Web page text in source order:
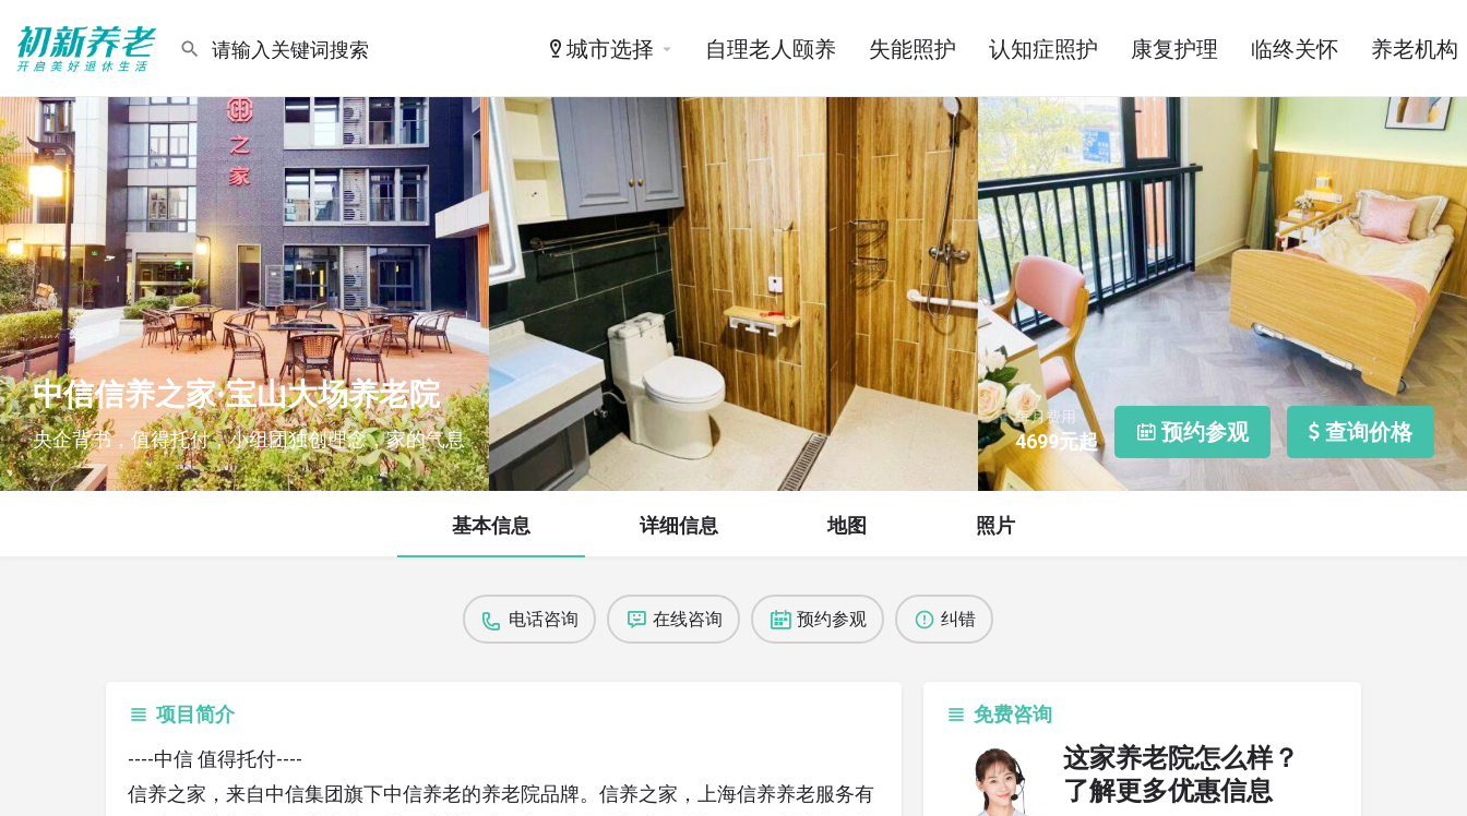
城市选择 自理老人颐养 失能照护 认知症照护 康复护理 临终关怀 养老机构
中信信养之家·宝山大场养老院
央企背书，值得托付，小组团独创理念，家的气息
每月费用
4699元起 预约参观 查询价格
基本信息 详细信息 地图 照片
电话咨询 在线咨询 预约参观 纠错
项目简介
----中信 值得托付----
信养之家，来自中信集团旗下中信养老的养老院品牌。信养之家，上海信养养老服务有
免费咨询
这家养老院怎么样？
了解更多优惠信息